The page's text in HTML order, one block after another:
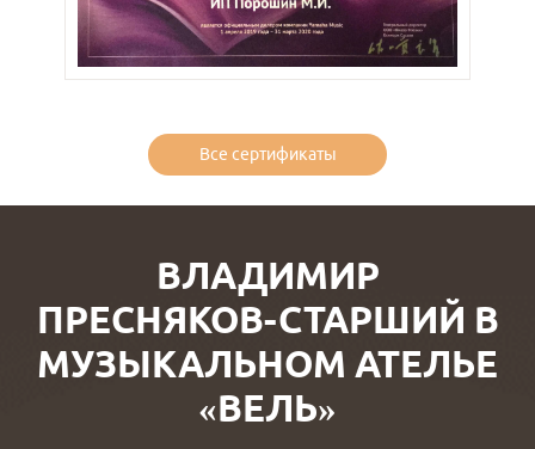
Все сертификаты
ВЛАДИМИР
ПРЕСНЯКОВ-СТАРШИЙ В
МУЗЫКАЛЬНОМ АТЕЛЬЕ
«ВЕЛЬ»